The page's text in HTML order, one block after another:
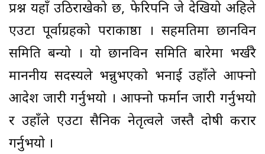
प्रश्न यहाँ उठिराखेको छ, फेरिपनि जे देखियो अहिले
एउटा पूर्वाग्रहको पराकाष्ठा । सहमतिमा छानविन
समिति बन्यो । यो छानविन समिति बारेमा भर्खरै
माननीय सदस्यले भन्नुभएको भनाई उहाँले आफ्नो
आदेश जारी गर्नुभयो । आफ्नो फर्मान जारी गर्नुभयो
र उहाँले एउटा सैनिक नेतृत्वले जस्तै दोषी करार
गर्नुभयो ।